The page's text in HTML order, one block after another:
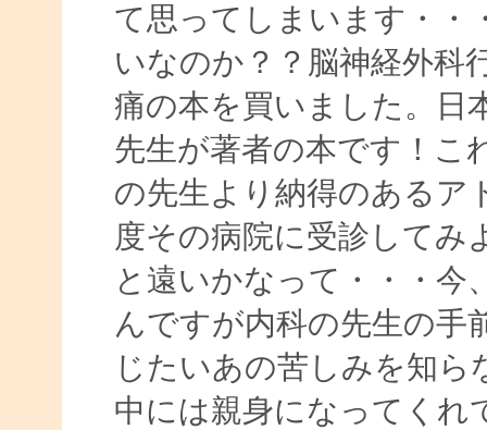
て思ってしまいます・・
いなのか？？脳神経外科
痛の本を買いました。日
先生が著者の本です！こ
の先生より納得のあるア
度その病院に受診してみ
と遠いかなって・・・今
んですが内科の先生の手
じたいあの苦しみを知
中には親身になってくれ